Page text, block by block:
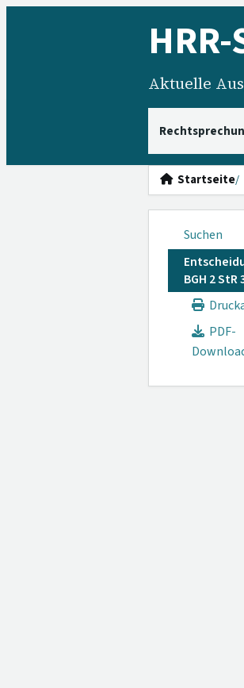
HRR-
Aktuelle
Startseite
Suchen
BGH 2 StR
PDF-